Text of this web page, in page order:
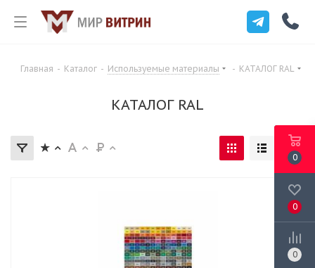
Главная - Каталог - Используемые материалы - КАТАЛОГ RAL
КАТАЛОГ RAL
0
0
0